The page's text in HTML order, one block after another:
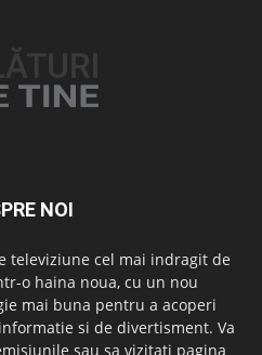
NOI
televiziune cel mai indragit de
o haina noua, cu un nou
mai buna pentru a acoperi
si de divertisment. Va
sau sa vizitati pagina